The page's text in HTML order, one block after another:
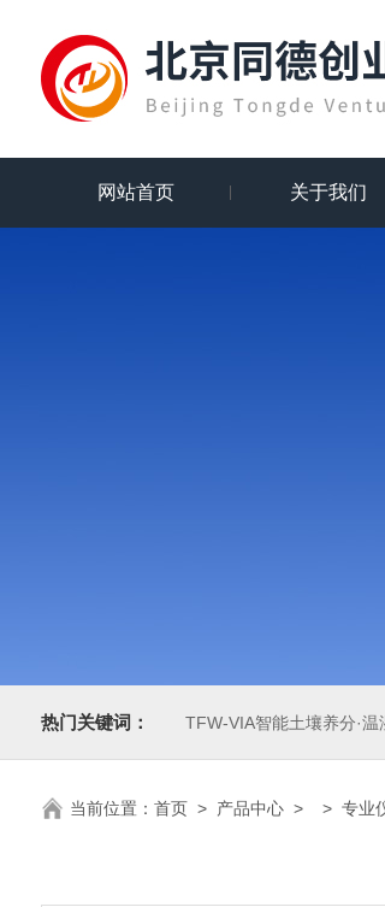
网站首页 关于我们
热门关键词： TFW-VIA智能土壤养分·温
当前位置： 首页> 产品中心> > 专业